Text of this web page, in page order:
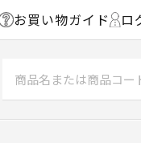
お買い物ガイド ロ